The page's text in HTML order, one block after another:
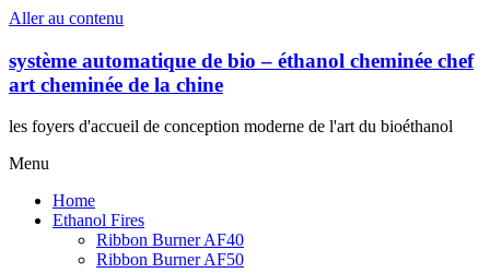
Aller au contenu
système automatique de bio – éthanol cheminée chef
art cheminée de la chine
les foyers d'accueil de conception moderne de l'art du bioéthanol
Menu
Home
Ethanol Fires
Ribbon Burner AF40
Ribbon Burner AF50